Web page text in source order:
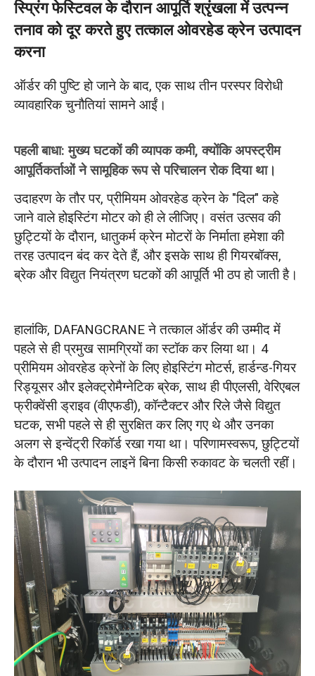
स्प्रिंग फेस्टिवल के दौरान आपूर्ति श्रृंखला में उत्पन्न
तनाव को दूर करते हुए तत्काल ओवरहेड क्रेन उत्पादन
करना
ऑर्डर की पुष्टि हो जाने के बाद, एक साथ तीन परस्पर विरोधी
व्यावहारिक चुनौतियां सामने आईं।
पहली बाधा: मुख्य घटकों की व्यापक कमी, क्योंकि अपस्ट्रीम
आपूर्तिकर्ताओं ने सामूहिक रूप से परिचालन रोक दिया था।
उदाहरण के तौर पर, प्रीमियम ओवरहेड क्रेन के "दिल" कहे
जाने वाले होइस्टिंग मोटर को ही ले लीजिए। वसंत उत्सव की
छुट्टियों के दौरान, धातुकर्म क्रेन मोटरों के निर्माता हमेशा की
तरह उत्पादन बंद कर देते हैं, और इसके साथ ही गियरबॉक्स,
ब्रेक और विद्युत नियंत्रण घटकों की आपूर्ति भी ठप हो जाती है।
हालांकि, DAFANGCRANE ने तत्काल ऑर्डर की उम्मीद में
पहले से ही प्रमुख सामग्रियों का स्टॉक कर लिया था। 4
प्रीमियम ओवरहेड क्रेनों के लिए होइस्टिंग मोटर्स, हार्डन्ड-गियर
रिड्यूसर और इलेक्ट्रोमैग्नेटिक ब्रेक, साथ ही पीएलसी, वेरिएबल
फ्रीक्वेंसी ड्राइव (वीएफडी), कॉन्टैक्टर और रिले जैसे विद्युत
घटक, सभी पहले से ही सुरक्षित कर लिए गए थे और उनका
अलग से इन्वेंट्री रिकॉर्ड रखा गया था। परिणामस्वरूप, छुट्टियों
के दौरान भी उत्पादन लाइनें बिना किसी रुकावट के चलती रहीं।